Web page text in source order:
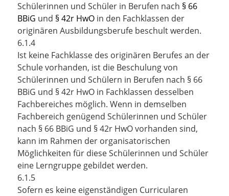
Schülerinnen und Schüler in Berufen nach § 66
BBiG und § 42r HwO in den Fachklassen der
originären Ausbildungsberufe beschult werden.
6.1.4
Ist keine Fachklasse des originären Berufes an der
Schule vorhanden, ist die Beschulung von
Schülerinnen und Schülern in Berufen nach § 66
BBiG und § 42r HwO in Fachklassen desselben
Fachbereiches möglich. Wenn in demselben
Fachbereich genügend Schülerinnen und Schüler
nach § 66 BBiG und § 42r HwO vorhanden sind,
kann im Rahmen der organisatorischen
Möglichkeiten für diese Schülerinnen und Schüler
eine Lerngruppe gebildet werden.
6.1.5
Sofern es keine eigenständigen Curricularen